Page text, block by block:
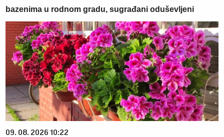
bazenima u rodnom gradu, sugrađani oduševljeni
09. 08. 2026 10:22